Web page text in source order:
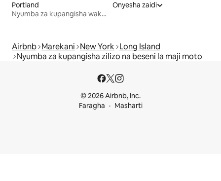
Portland
Nyumba za kupangisha wakati wa likizo
Onyesha zaidi
Airbnb Marekani New York Long Island
Nyumba za kupangisha zilizo na beseni la maji moto
© 2026 Airbnb, Inc.
Faragha
Masharti